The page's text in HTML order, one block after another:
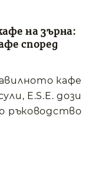
на зърна:
според
кафе
E.S.E. дози
ръководство